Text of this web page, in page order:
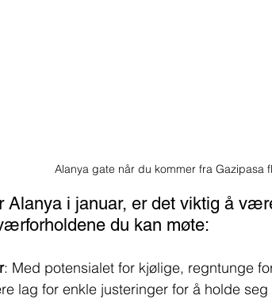
Alanya gate når du kommer fra Gazipasa
Alanya i januar, er det viktig å
du kan møte:
: Med potensialet for kjølige, regntunge
lag for enkle justeringer for å holde